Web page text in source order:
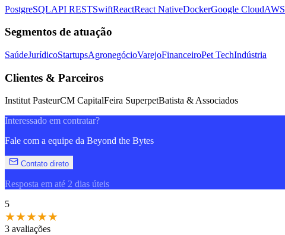
PostgreSQLAPI RESTSwiftReactReact NativeDockerGoogle CloudAWS
Segmentos de atuação
SaúdeJurídicoStartupsAgronegócioVarejoFinanceiroPet TechIndústria
Clientes & Parceiros
Institut PasteurCM CapitalFeira SuperpetBatista & Associados
Interessado em contratar?
Fale com a equipe da Beyond the Bytes
Contato direto
Resposta em até 2 dias úteis
5
★★★★★
3 avaliações